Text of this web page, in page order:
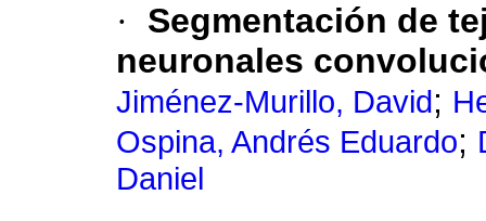
·
Segmentación de
neuronales
Jiménez-Murillo, David ;
Ospina, Andrés Eduardo;
Daniel